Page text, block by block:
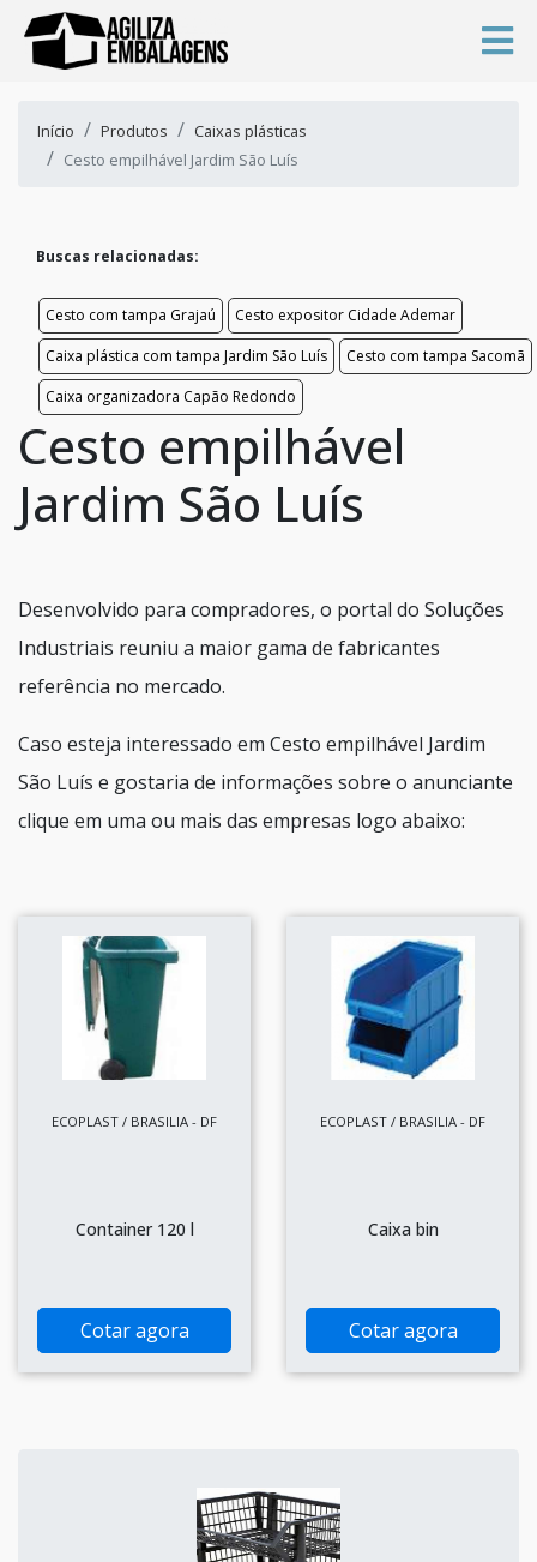
Início Produtos
Caixas plásticas
Cesto empilhável Jardim São Luís
Buscas relacionadas:
Cesto com tampa Grajaú
Cesto expositor Cidade Ademar
Caixa plástica com tampa Jardim São Luís
Cesto com tampa Sacomã
Caixa organizadora Capão Redondo
Cesto empilhável
Jardim São Luís
Desenvolvido para compradores, o portal do Soluções
Industriais reuniu a maior gama de fabricantes
referência no mercado.
Caso esteja interessado em Cesto empilhável Jardim
São Luís e gostaria de informações sobre o anunciante
clique em uma ou mais das empresas logo abaixo:
ECOPLAST / BRASILIA - DF
Container 120 l
Cotar agora
ECOPLAST / BRASILIA - DF
Caixa bin
Cotar agora